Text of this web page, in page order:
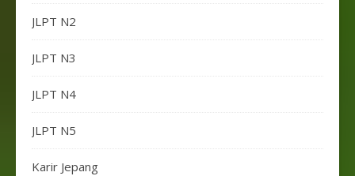
JLPT N2
JLPT N3
JLPT N4
JLPT N5
Karir Jepang